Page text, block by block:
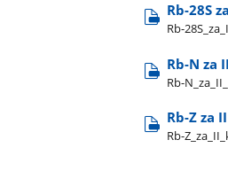
Rb-28S
Rb-
Rb-N za
Rb-
Rb-Z za
Rb-